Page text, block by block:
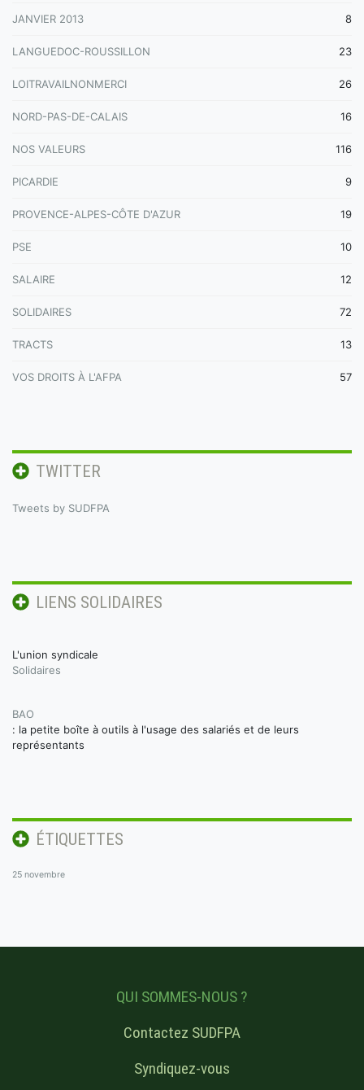
JANVIER 2013 8
LANGUEDOC-ROUSSILLON 23
LOITRAVAILNONMERCI 26
NORD-PAS-DE-CALAIS 16
NOS VALEURS 116
PICARDIE 9
PROVENCE-ALPES-CÔTE D'AZUR 19
PSE 10
SALAIRE 12
SOLIDAIRES 72
TRACTS 13
VOS DROITS À L'AFPA 57
TWITTER
Tweets by SUDFPA
LIENS SOLIDAIRES
L'union syndicale
Solidaires
BAO
: la petite boîte à outils à l'usage des salariés et de leurs
représentants
ÉTIQUETTES
25 novembre
QUI SOMMES-NOUS ?
Contactez SUDFPA
Syndiquez-vous